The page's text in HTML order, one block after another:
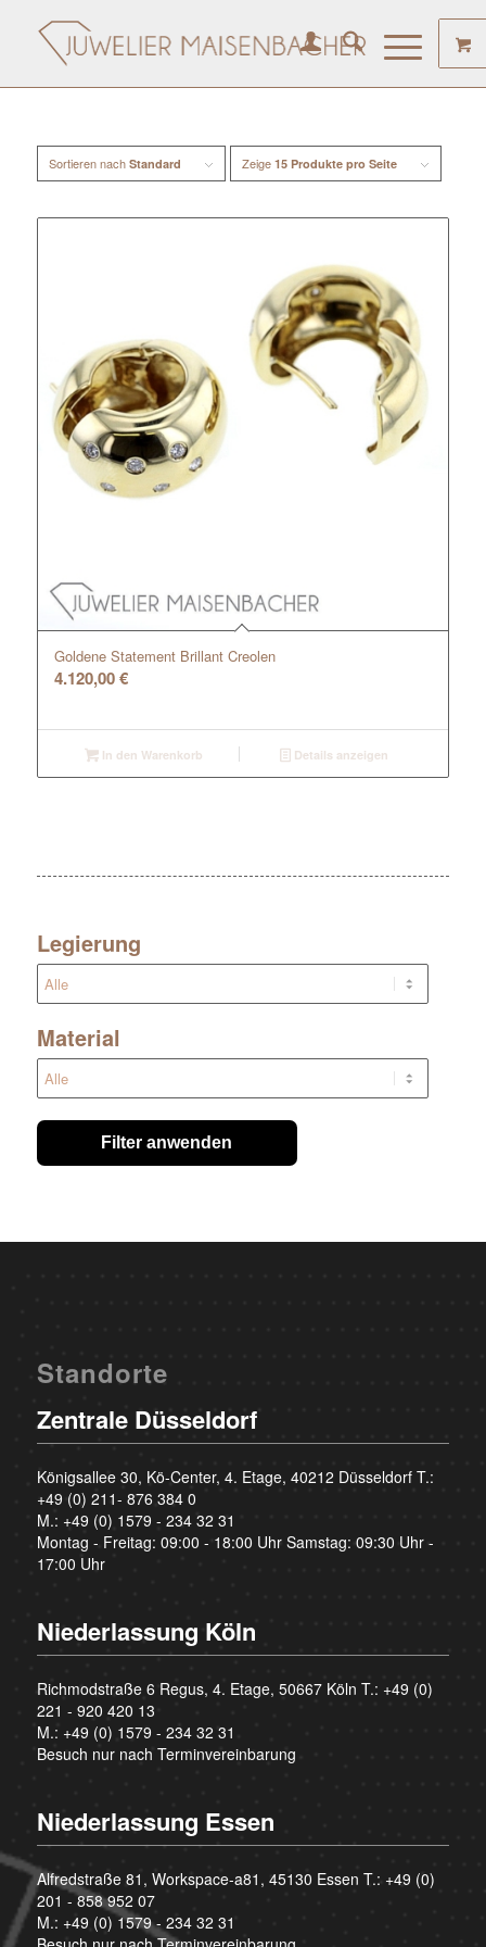
Sortieren nach Standard Zeige 15 Produkte pro Seite
Goldene Statement Brillant Creolen
4.120,00€
In den Warenkorb Details anzeigen
Legierung
Material
Filter anwenden
Standorte
Zentrale Düsseldorf
Königsallee 30, Kö-Center, 4. Etage, 40212 Düsseldorf T.:
+49 (0) 211- 876 384 0
M.: +49 (0) 1579 - 234 32 31
Montag - Freitag: 09:00 - 18:00 Uhr Samstag: 09:30 Uhr -
17:00 Uhr
Niederlassung Köln
Richmodstraße 6 Regus, 4. Etage, 50667 Köln T.: +49 (0)
221 - 920 420 13
M.: +49 (0) 1579 - 234 32 31
Besuch nur nach Terminvereinbarung
Niederlassung Essen
Alfredstraße 81, Workspace-a81, 45130 Essen T.: +49 (0)
201 - 858 952 07
M.: +49 (0) 1579 - 234 32 31